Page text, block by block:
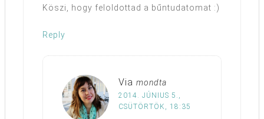
Köszi, hogy feloldottad a bűntudatomat :)
Reply
Via mondta
2014. JÚNIUS 5.,
CSÜTÖRTÖK, 18:35